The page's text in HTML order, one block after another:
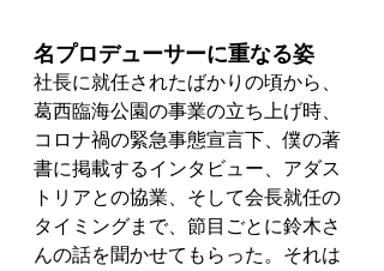
名プロデューサーに重なる姿
社長に就任されたばかりの頃から、
葛西臨海公園の事業の立ち上げ時、
コロナ禍の緊急事態宣言下、僕の著
書に掲載するインタビュー、アダス
トリアとの協業、そして会長就任の
タイミングまで、節目ごとに鈴木さ
んの話を聞かせてもらった。それは